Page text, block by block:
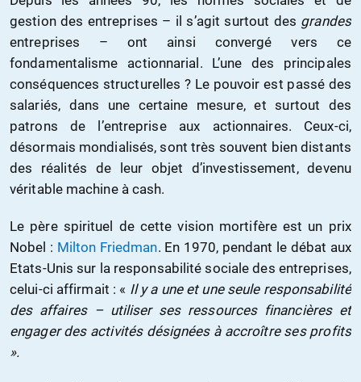
gestion des entreprises – il s’agit surtout des grandes
entreprises – ont ainsi convergé vers ce
fondamentalisme actionnarial. L’une des principales
conséquences structurelles ? Le pouvoir est passé des
salariés, dans une certaine mesure, et surtout des
patrons de l’entreprise aux actionnaires. Ceux-ci,
désormais mondialisés, sont très souvent bien distants
des réalités de leur objet d’investissement, devenu
véritable machine à cash.
Le père spirituel de cette vision mortifère est un prix
Nobel : Milton Friedman. En 1970, pendant le débat aux
Etats-Unis sur la responsabilité sociale des entreprises,
celui-ci affirmait : « Il y a une et une seule responsabilité
des affaires – utiliser ses ressources financières et
engager des activités désignées à accroître ses profits
».